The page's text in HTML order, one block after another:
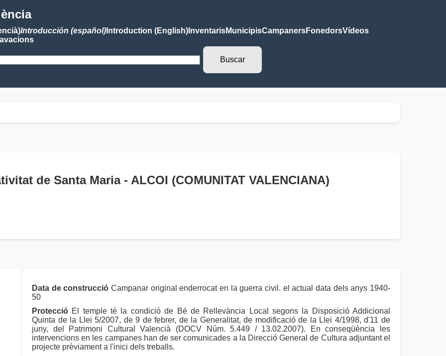
Introducción (español)Introduction (English)InventarisMunicipisCampanersFonedorsVídeos
de Santa Maria - ALCOI (COMUNITAT VALENCIANA)
Data de construcció Campanar original enderrocat en la guerra civil. el actual data dels anys 1940-
50
Protecció El temple té la condició de Bé de Rellevància Local segons la Disposició Addicional
Quinta de la Llei 5/2007, de 9 de febrer, de la Generalitat, de modificació de la Llei 4/1998, d'11 de
juny, del Patrimoni Cultural Valencià (DOCV Núm. 5.449 / 13.02.2007). En conseqüència les
intervencions en les campanes han de ser comunicades a la Direcció General de Cultura adjuntant el
projecte prèviament a l'inici dels treballs.